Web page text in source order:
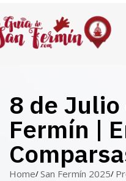
8 de Julio
Fermín |
Home San Fermín 2025